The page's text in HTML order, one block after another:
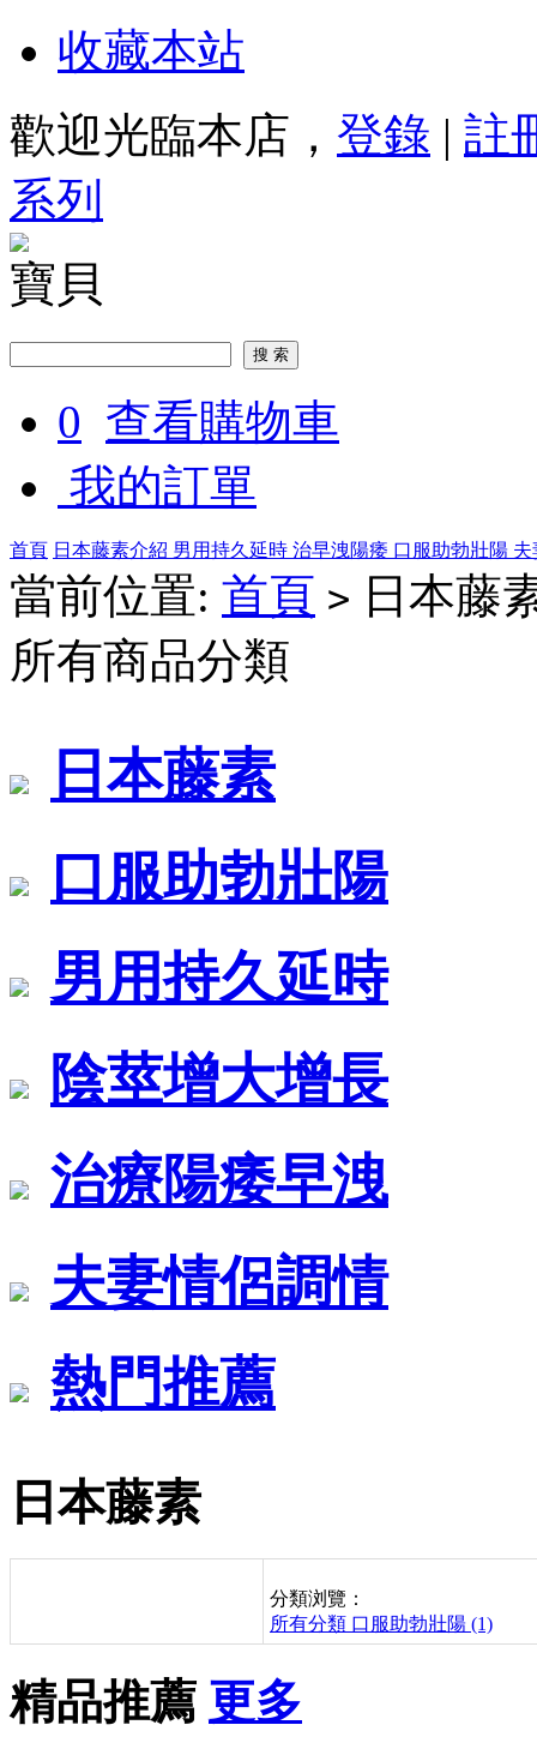
收藏本站
歡迎光臨本店， 登錄 | 註
系列
寶貝
0 查看購物車
我的訂單
首頁 日本藤素介紹 男用持久延時 治早洩陽痿 口服助勃壯陽
當前位置: 首頁 > 日本藤
所有商品分類
日本藤素
口服助勃壯陽
男用持久延時
陰莖增大增長
治療陽痿早洩
夫妻情侶調情
熱門推薦
日本藤素
分類浏覽：
所有分類 口服助勃壯陽 (1)
精品推薦 更多